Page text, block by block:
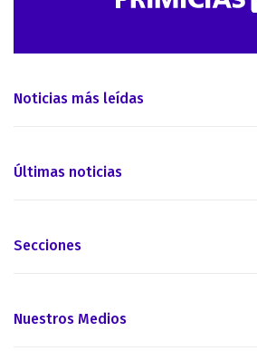
Noticias más leídas
Últimas noticias
Secciones
Nuestros Medios